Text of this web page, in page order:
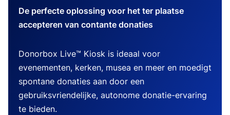
De perfecte oplossing voor het ter plaatse
accepteren van contante donaties
Donorbox Live™ Kiosk is ideaal voor
evenementen, kerken, musea en meer en moedigt
spontane donaties aan door een
gebruiksvriendelijke, autonome donatie-ervaring
te bieden.